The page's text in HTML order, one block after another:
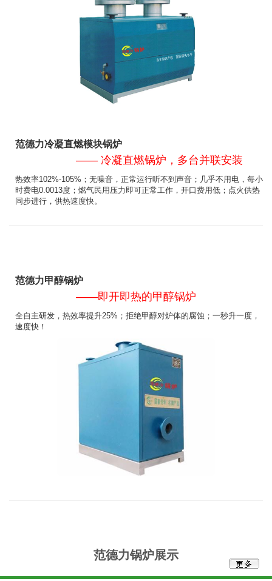
范德力冷凝直燃模块锅炉
—— 冷凝直燃锅炉，多台并联安装
热效率102%-105%；无噪音，正常运行听不到声音；几乎不用电，每小
时费电0.0013度；燃气民用压力即可正常工作，开口费用低；点火供热
同步进行，供热速度快。
范德力甲醇锅炉
——即开即热的甲醇锅炉
全自主研发，热效率提升25%；拒绝甲醇对炉体的腐蚀；一秒升一度，
速度快！​
范德力锅炉展示